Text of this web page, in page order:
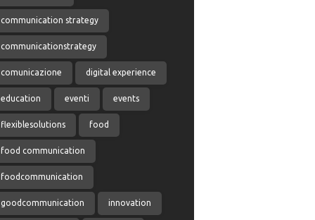
communication strategy
communicationstrategy
comunicazione digital experience
education eventi events
flexiblesolutions food
food communication
foodcommunication
goodcommunication innovation